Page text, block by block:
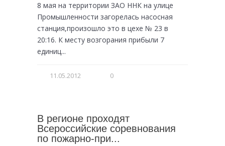
8 мая на территории ЗАО ННК на улице
Промышленности загорелась насосная
станция,произошло это в цехе № 23 в
20:16. К месту возгорания прибыли 7
единиц...
11.05.2012 0
В регионе проходят
Всероссийские соревнования
по пожарно-при...